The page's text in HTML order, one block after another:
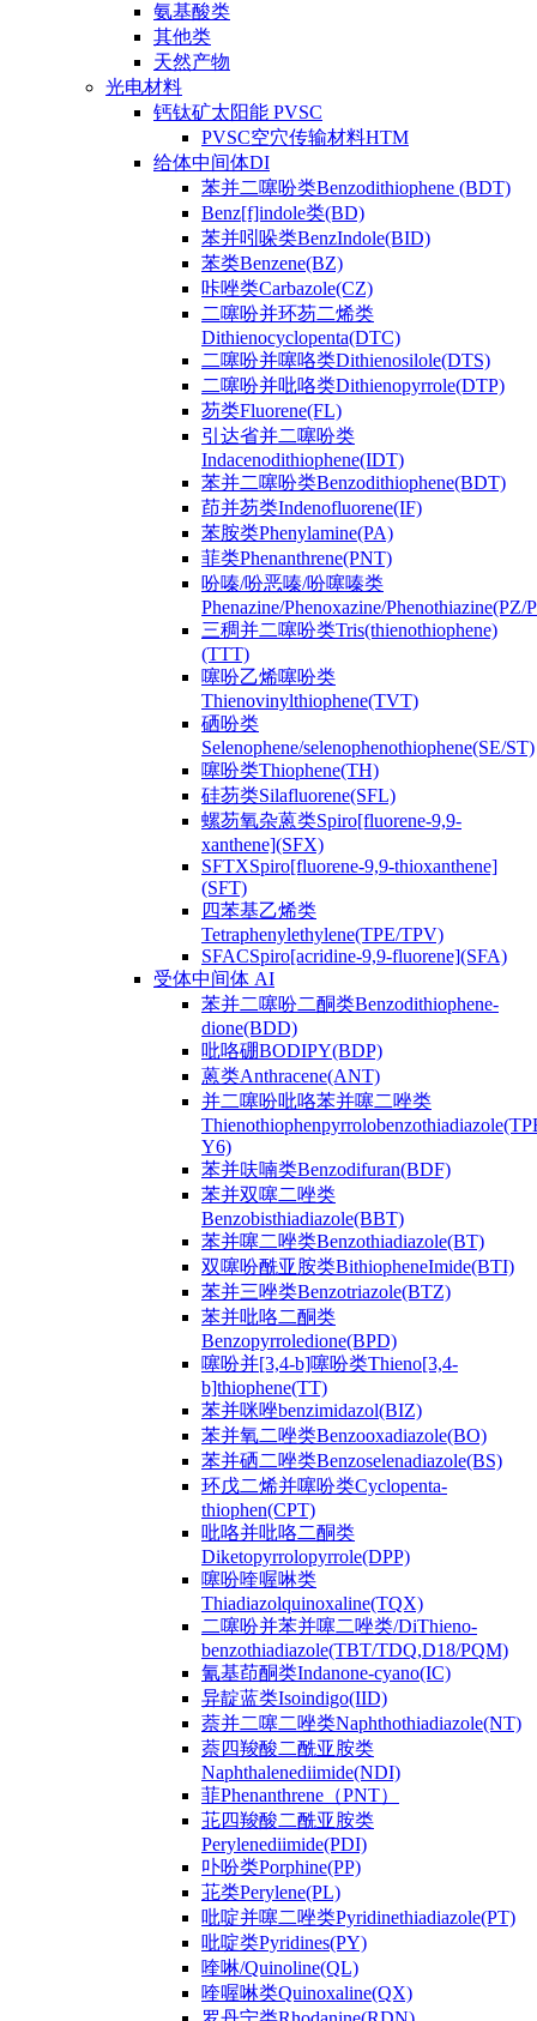
氨基酸类
其他类
天然产物
光电材料
钙钛矿太阳能 PVSC
PVSC空穴传输材料HTM
给体中间体DI
苯并二噻吩类Benzodithiophene (BDT)
Benz[f]indole类(BD)
苯并吲哚类BenzIndole(BID)
苯类Benzene(BZ)
咔唑类Carbazole(CZ)
二噻吩并环芴二烯类
Dithienocyclopenta(DTC)
二噻吩并噻咯类Dithienosilole(DTS)
二噻吩并吡咯类Dithienopyrrole(DTP)
芴类Fluorene(FL)
引达省并二噻吩类
Indacenodithiophene(IDT)
苯并二噻吩类Benzodithiophene(BDT)
茚并芴类Indenofluorene(IF)
苯胺类Phenylamine(PA)
菲类Phenanthrene(PNT)
吩嗪/吩恶嗪/吩噻嗪类
Phenazine/Phenoxazine/Phenothiazine(PZ/
三稠并二噻吩类Tris(thienothiophene)
(TTT)
噻吩乙烯噻吩类
Thienovinylthiophene(TVT)
硒吩类
Selenophene/selenophenothiophene(SE/ST)
噻吩类Thiophene(TH)
硅芴类Silafluorene(SFL)
螺芴氧杂蒽类Spiro[fluorene-9,9-
xanthene](SFX)
SFTXSpiro[fluorene-9,9-thioxanthene]
(SFT)
四苯基乙烯类
Tetraphenylethylene(TPE/TPV)
SFACSpiro[acridine-9,9-fluorene](SFA)
受体中间体 AI
苯并二噻吩二酮类Benzodithiophene-
dione(BDD)
吡咯硼BODIPY(BDP)
蒽类Anthracene(ANT)
并二噻吩吡咯苯并噻二唑类
Y6)
苯并呋喃类Benzodifuran(BDF)
苯并双噻二唑类
Benzobisthiadiazole(BBT)
苯并噻二唑类Benzothiadiazole(BT)
双噻吩酰亚胺类BithiopheneImide(BTI)
苯并三唑类Benzotriazole(BTZ)
苯并吡咯二酮类
Benzopyrroledione(BPD)
噻吩并[3,4-b]噻吩类Thieno[3,4-
b]thiophene(TT)
苯并咪唑benzimidazol(BIZ)
苯并氧二唑类Benzooxadiazole(BO)
苯并硒二唑类Benzoselenadiazole(BS)
环戊二烯并噻吩类Cyclopenta-
thiophen(CPT)
吡咯并吡咯二酮类
Diketopyrrolopyrrole(DPP)
噻吩喹喔啉类
Thiadiazolquinoxaline(TQX)
二噻吩并苯并噻二唑类/DiThieno-
benzothiadiazole(TBT/TDQ,D18/PQM)
氰基茚酮类Indanone-cyano(IC)
异靛蓝类Isoindigo(IID)
萘并二噻二唑类Naphthothiadiazole(NT)
萘四羧酸二酰亚胺类
Naphthalenediimide(NDI)
菲Phenanthrene（PNT）
苝四羧酸二酰亚胺类
Perylenediimide(PDI)
卟吩类Porphine(PP)
苝类Perylene(PL)
吡啶并噻二唑类Pyridinethiadiazole(PT)
吡啶类Pyridines(PY)
喹啉/Quinoline(QL)
喹喔啉类Quinoxaline(QX)